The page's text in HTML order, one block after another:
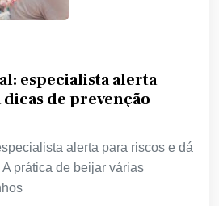
especialista alerta
de prevenção
alerta para riscos e dá
prática de beijar várias